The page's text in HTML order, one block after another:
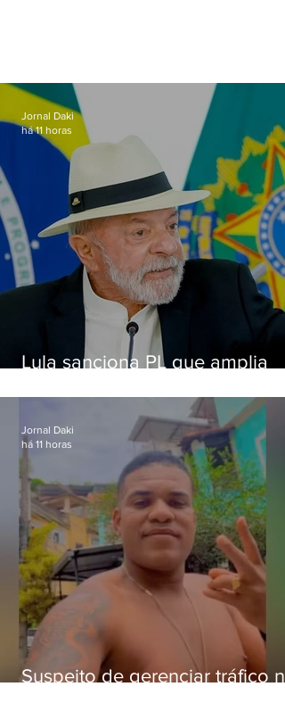
Lula sanciona PL que amplia
crianças
Jornal Daki
há 11 horas
Suspeito de gerenciar tráfico na
Jornal Daki
há 11 horas